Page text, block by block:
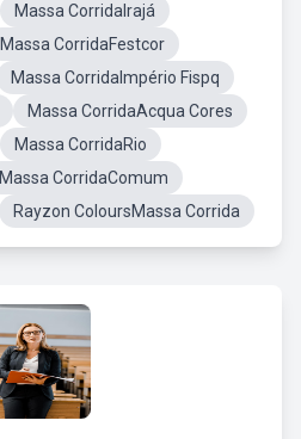
Massa CorridaIrajá
Massa CorridaFestcor
Massa CorridaImpério Fispq
Massa CorridaAcqua Cores
Massa CorridaRio
Massa CorridaComum
Rayzon ColoursMassa Corrida